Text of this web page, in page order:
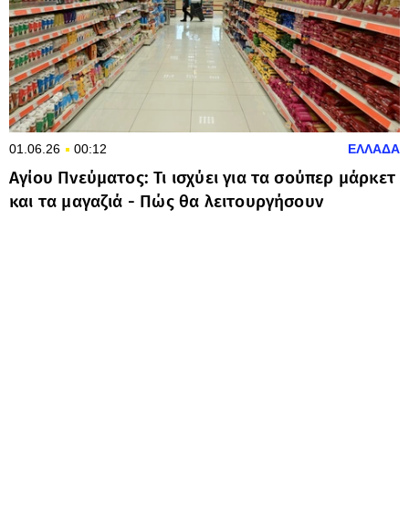
01.06.26 00:12 ΕΛΛΑΔΑ
Αγίου Πνεύματος: Τι ισχύει για τα σούπερ μάρκετ
και τα μαγαζιά - Πώς θα λειτουργήσουν